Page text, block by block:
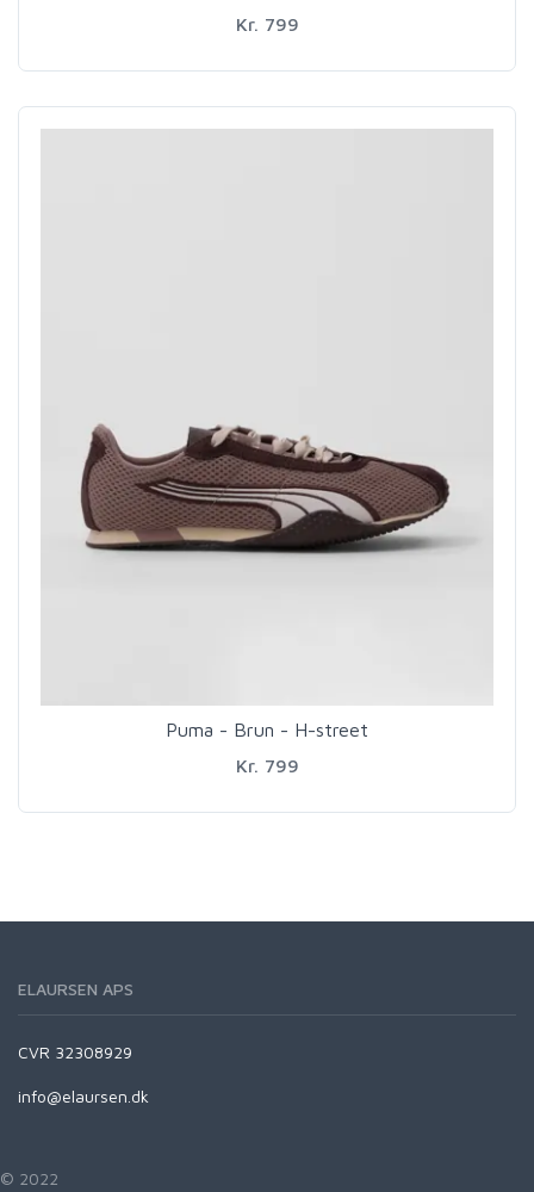
Kr. 799
Puma - Brun - H-street
Kr. 799
ELAURSEN APS
CVR 32308929
info@elaursen.dk
© 2022